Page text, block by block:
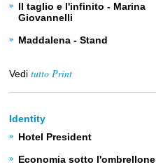
Il taglio e l'infinito - Marina
Giovannelli
Maddalena - Stand
Vedi tutto Print
Identity
Hotel President
Economia sotto l'ombrellone